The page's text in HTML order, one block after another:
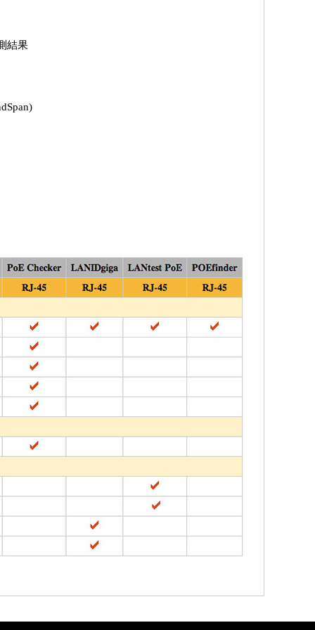
結果